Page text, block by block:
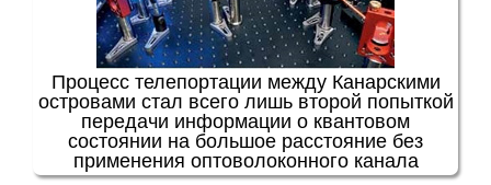
Процесс телепортации между Канарскими
островами стал всего лишь второй попыткой
передачи информации о квантовом
состоянии на большое расстояние без
применения оптоволоконного канала